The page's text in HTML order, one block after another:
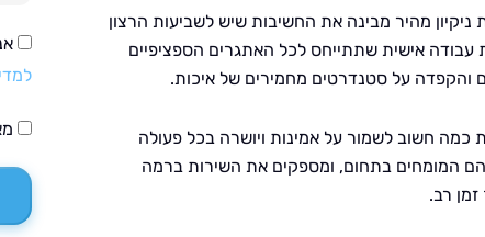
ניקיון מהיר מבינה את החשיבות שיש לשביעות הרצון
עבודה אישית שתתייחס לכל האתגרים הספציפיים
והקפדה על סטנדרטים מחמירים של איכות.
כמה חשוב לשמור על אמינות ויושרה בכל פעולה
הם המומחים בתחום, ומספקים את השירות ברמה
רב.